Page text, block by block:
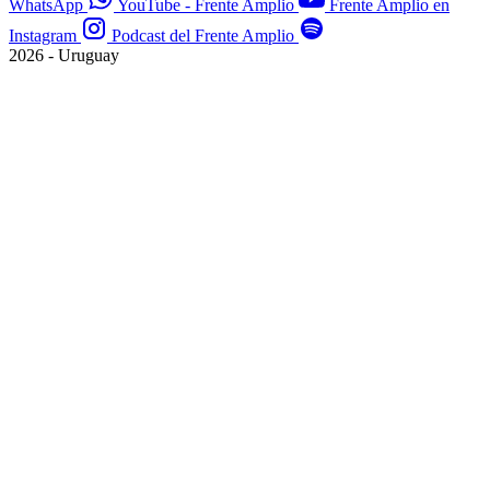
WhatsApp YouTube - Frente Amplio
Frente Amplio en
Instagram
Podcast del Frente Amplio
2026 - Uruguay